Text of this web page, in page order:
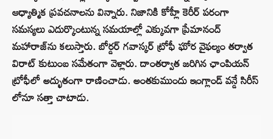
ఆధ్యాత్మిక ప్రవచనాలను విన్నారు. నిజానికి కోహ్లీ కెరీర్ పరంగా
సమస్యలు ఎదుర్కొంటున్న సమయాల్లో ఎక్కువగా ప్రేమానంద్
మహారాజ్‌ను కలుస్తారు. బోర్డర్ గవాస్కర్ ట్రోఫీ ఘోర వైఫల్యం తర్వాత
విరాట్ కుటుంబ సమేతంగా వెళ్లారు. దాంతర్వాత జరిగిన ఛాంపియన్
ట్రోఫీలో అద్భుతంగా రాణించాడు. అంతకుముందు ఇంగ్లాండ్ వన్డే సిరీస్
లోనూ సత్తా చాటాడు.